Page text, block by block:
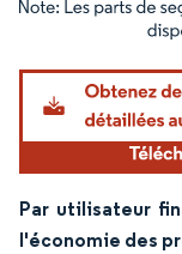
Image © Mordor
Par utilisateur
l'économie des